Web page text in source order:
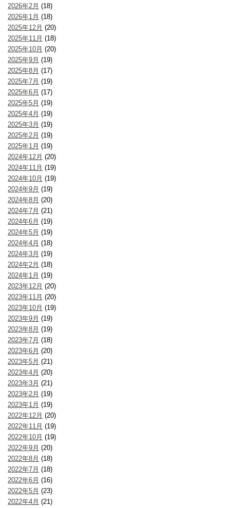
2026年2月 (18)
2026年1月 (18)
2025年12月 (20)
2025年11月 (18)
2025年10月 (20)
2025年9月 (19)
2025年8月 (17)
2025年7月 (19)
2025年6月 (17)
2025年5月 (19)
2025年4月 (19)
2025年3月 (19)
2025年2月 (19)
2025年1月 (19)
2024年12月 (20)
2024年11月 (19)
2024年10月 (19)
2024年9月 (19)
2024年8月 (20)
2024年7月 (21)
2024年6月 (19)
2024年5月 (19)
2024年4月 (18)
2024年3月 (19)
2024年2月 (18)
2024年1月 (19)
2023年12月 (20)
2023年11月 (20)
2023年10月 (19)
2023年9月 (19)
2023年8月 (19)
2023年7月 (18)
2023年6月 (20)
2023年5月 (21)
2023年4月 (20)
2023年3月 (21)
2023年2月 (19)
2023年1月 (19)
2022年12月 (20)
2022年11月 (19)
2022年10月 (19)
2022年9月 (20)
2022年8月 (18)
2022年7月 (18)
2022年6月 (16)
2022年5月 (23)
2022年4月 (21)